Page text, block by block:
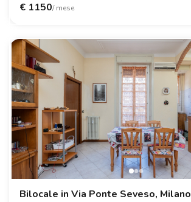
€ 1150/ mese
Bilocale in Via Ponte Seveso, Milano